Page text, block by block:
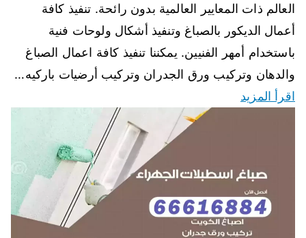
العالم ذات المعايير العالمية بدون رائحة. تنفيذ كافة
أعمال الديكور بالصباغ وتنفيذ أشكال ولوحات فنية
باستخدام أمهر الفنيين. يمكننا تنفيذ كافة اعمال الصباغ
والدهان وتركيب ورق الجدران وتركيب أرضيات باركيه…
اقرأ المزيد